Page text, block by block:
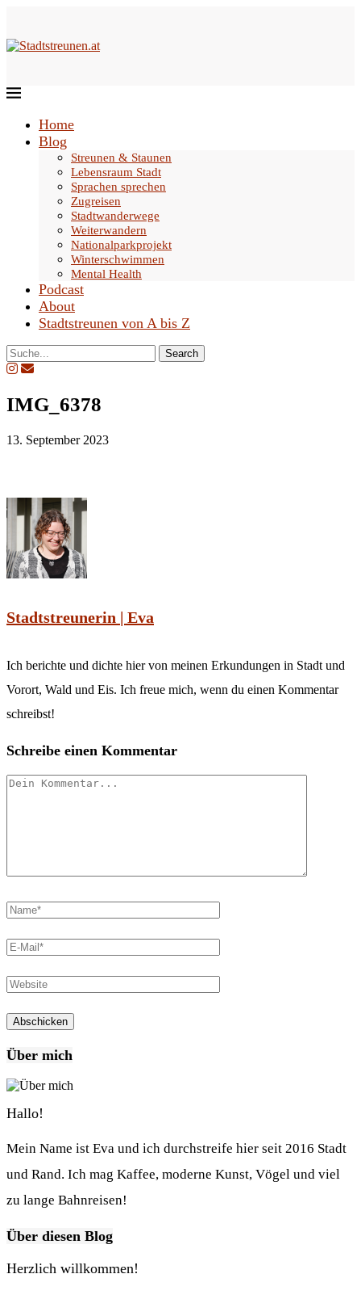
Home
Blog
Streunen & Staunen
Lebensraum Stadt
Sprachen sprechen
Zugreisen
Stadtwanderwege
Weiterwandern
Nationalparkprojekt
Winterschwimmen
Mental Health
Podcast
About
Stadtstreunen von A bis Z
Search
IMG_6378
13. September 2023
Stadtstreunerin | Eva
Ich berichte und dichte hier von meinen Erkundungen in Stadt und
Vorort, Wald und Eis. Ich freue mich, wenn du einen Kommentar
schreibst!
Schreibe einen Kommentar
Über mich
Hallo!
Mein Name ist Eva und ich durchstreife hier seit 2016 Stadt
und Rand. Ich mag Kaffee, moderne Kunst, Vögel und viel
zu lange Bahnreisen!
Über diesen Blog
Herzlich willkommen!